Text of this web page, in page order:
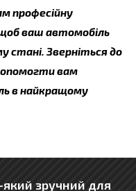
професійну
ваш автомобіль
стані. Зверніться до
вам
в найкращому
зручний для